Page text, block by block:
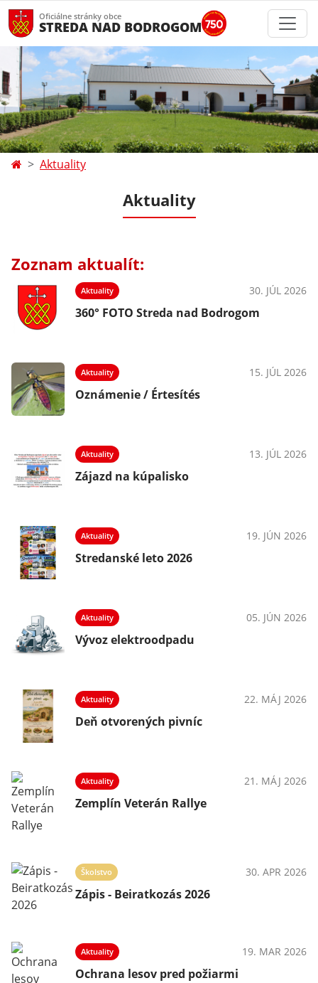
Oficiálne stránky obce
STREDA NAD BODROGOM
Aktuality
Aktuality
Zoznam aktualít:
Aktuality 30. JÚL 2026
360° FOTO Streda nad Bodrogom
Aktuality 15. JÚL 2026
Oznámenie / Értesítés
Aktuality 13. JÚL 2026
Zájazd na kúpalisko
Aktuality 19. JÚN 2026
Stredanské leto 2026
Aktuality 05. JÚN 2026
Vývoz elektroodpadu
Aktuality 22. MÁJ 2026
Deň otvorených pivníc
Aktuality 21. MÁJ 2026
Zemplín Veterán Rallye
Školstvo 30. APR 2026
Zápis - Beiratkozás 2026
Aktuality 19. MAR 2026
Ochrana lesov pred požiarmi